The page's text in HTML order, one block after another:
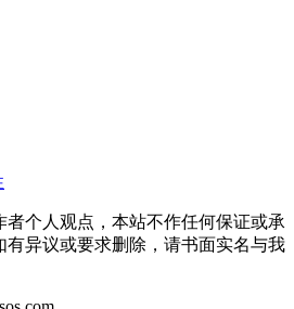
者个人观点，本站不作任何保证或承
有异议或要求删除，请书面实名与我